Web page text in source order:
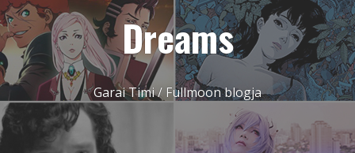
Dreams
Garai Timi / Fullmoon blogja